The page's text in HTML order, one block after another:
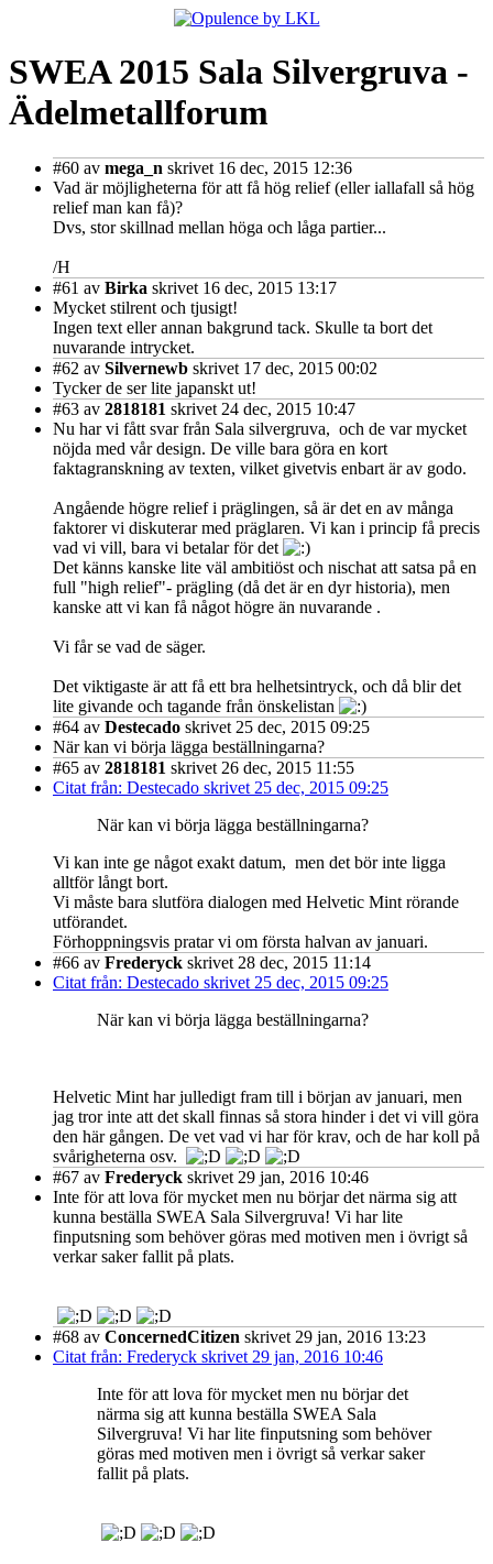
SWEA 2015 Sala Silvergruva -
Ädelmetallforum
#60 av mega_n skrivet 16 dec, 2015 12:36
Vad är möjligheterna för att få hög relief (eller iallafall så hög
relief man kan få)?
Dvs, stor skillnad mellan höga och låga partier...
/H
#61 av Birka skrivet 16 dec, 2015 13:17
Mycket stilrent och tjusigt!
Ingen text eller annan bakgrund tack. Skulle ta bort det
nuvarande intrycket.
#62 av Silvernewb skrivet 17 dec, 2015 00:02
Tycker de ser lite japanskt ut!
#63 av 2818181 skrivet 24 dec, 2015 10:47
Nu har vi fått svar från Sala silvergruva, och de var mycket
nöjda med vår design. De ville bara göra en kort
faktagranskning av texten, vilket givetvis enbart är av godo.
Angående högre relief i präglingen, så är det en av många
faktorer vi diskuterar med präglaren. Vi kan i princip få precis
vad vi vill, bara vi betalar för det
Det känns kanske lite väl ambitiöst och nischat att satsa på en
full "high relief"- prägling (då det är en dyr historia), men
kanske att vi kan få något högre än nuvarande .
Vi får se vad de säger.
Det viktigaste är att få ett bra helhetsintryck, och då blir det
lite givande och tagande från önskelistan
#64 av Destecado skrivet 25 dec, 2015 09:25
När kan vi börja lägga beställningarna?
#65 av 2818181 skrivet 26 dec, 2015 11:55
Citat från: Destecado skrivet 25 dec, 2015 09:25
När kan vi börja lägga beställningarna?
Vi kan inte ge något exakt datum, men det bör inte ligga
alltför långt bort.
Vi måste bara slutföra dialogen med Helvetic Mint rörande
utförandet.
Förhoppningsvis pratar vi om första halvan av januari.
#66 av Frederyck skrivet 28 dec, 2015 11:14
Citat från: Destecado skrivet 25 dec, 2015 09:25
När kan vi börja lägga beställningarna?
Helvetic Mint har julledigt fram till i början av januari, men
jag tror inte att det skall finnas så stora hinder i det vi vill göra
den här gången. De vet vad vi har för krav, och de har koll på
svårigheterna osv.
#67 av Frederyck skrivet 29 jan, 2016 10:46
Inte för att lova för mycket men nu börjar det närma sig att
kunna beställa SWEA Sala Silvergruva! Vi har lite
finputsning som behöver göras med motiven men i övrigt så
verkar saker fallit på plats.
#68 av ConcernedCitizen skrivet 29 jan, 2016 13:23
Citat från: Frederyck skrivet 29 jan, 2016 10:46
Inte för att lova för mycket men nu börjar det
närma sig att kunna beställa SWEA Sala
Silvergruva! Vi har lite finputsning som behöver
göras med motiven men i övrigt så verkar saker
fallit på plats.